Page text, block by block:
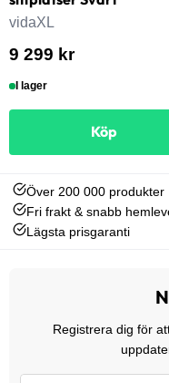
vidaXL
9 299 kr
I lager
Köp
Över 200 000 produkter
Fri frakt & snabb
Lägsta prisgaranti
Registrera dig för